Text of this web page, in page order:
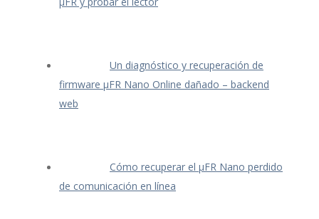
Un diagnóstico y recuperación de
firmware μFR Nano Online dañado – backend
web
Cómo recuperar el μFR Nano perdido
de comunicación en línea